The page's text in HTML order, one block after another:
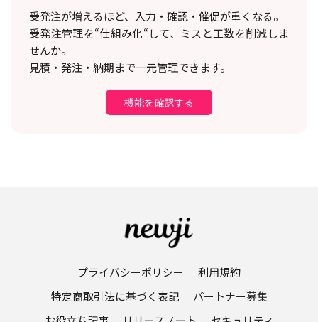
受発注が増えるほど、入力・確認・催促が重くなる。
受発注管理を“仕組み化“して、ミスと工数を削減しま
せんか。
見積・発注・納期まで一元管理できます。
機能を確認する
プライバシーポリシー
利用規約
特定商取引法に基づく表記
パートナー募集